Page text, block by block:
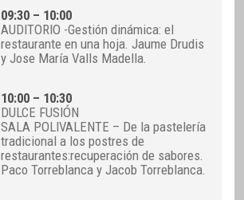
09:30 – 10:00
AUDITORIO -Gestión dinámica: el
restaurante en una hoja. Jaume Drudis
y Jose María Valls Madella.
10:00 – 10:30
DULCE FUSIÓN
SALA POLIVALENTE – De la pastelería
tradicional a los postres de
restaurantes:recuperación de sabores.
Paco Torreblanca y Jacob Torreblanca.